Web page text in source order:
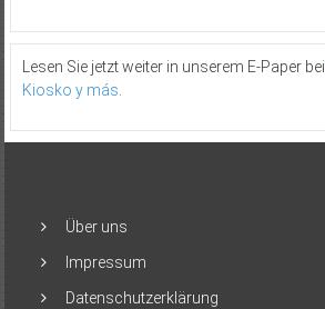
Lesen Sie jetzt weiter in unserem E-Paper bei
Kiosko y más
Über uns
Impressum
Datenschutzerklärung